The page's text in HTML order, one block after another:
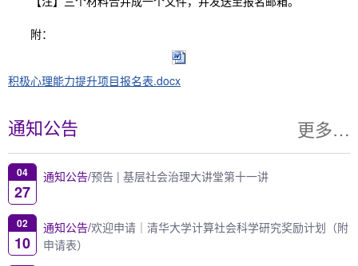
通知公告 更多…
04
27
通知公告/预告 | 基层社会治理大讲堂第十一讲
02
10
通知公告/欢迎申请｜清华大学计算社会科学研究奖励计划（附
申请表）
附：
积极心理能力提升项目报名表.docx